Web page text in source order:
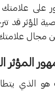
على
المؤثر قد
مجال
هو الذي